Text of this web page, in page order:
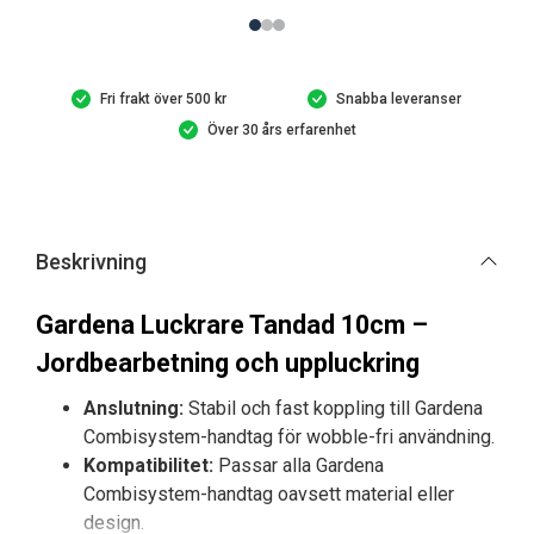
Fri frakt över 500 kr
Snabba leveranser
Över 30 års erfarenhet
Beskrivning
Gardena Luckrare Tandad 10cm –
Jordbearbetning och uppluckring
Anslutning: Stabil och fast koppling till Gardena
Combisystem-handtag för wobble-fri användning.
Kompatibilitet: Passar alla Gardena
Combisystem-handtag oavsett material eller
design.